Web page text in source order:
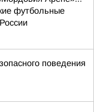
футбольные
поведения